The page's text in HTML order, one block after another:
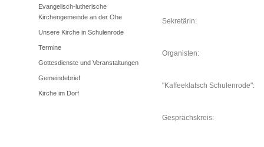
Evangelisch-lutherische
Kirchengemeinde an der Ohe
Unsere Kirche in Schulenrode
Termine
Gottesdienste und Veranstaltungen
Gemeindebrief
Kirche im Dorf
Sekretärin:
Organisten:
"Kaffeeklatsch Schulenrode":
Gesprächskreis: